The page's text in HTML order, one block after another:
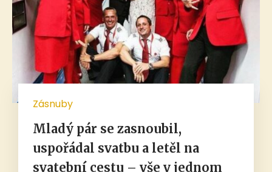
Zásnuby
Mladý pár se zasnoubil,
uspořádal svatbu a letěl na
svatební cestu – vše v jednom